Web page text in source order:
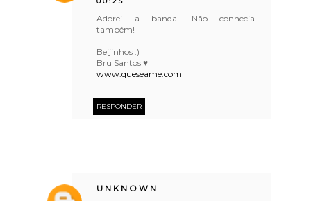
Adorei a banda! Não conhecia
também!
Beijinhos :)
Bru Santos ♥
www.queseame.com
RESPONDER
UNKNOWN